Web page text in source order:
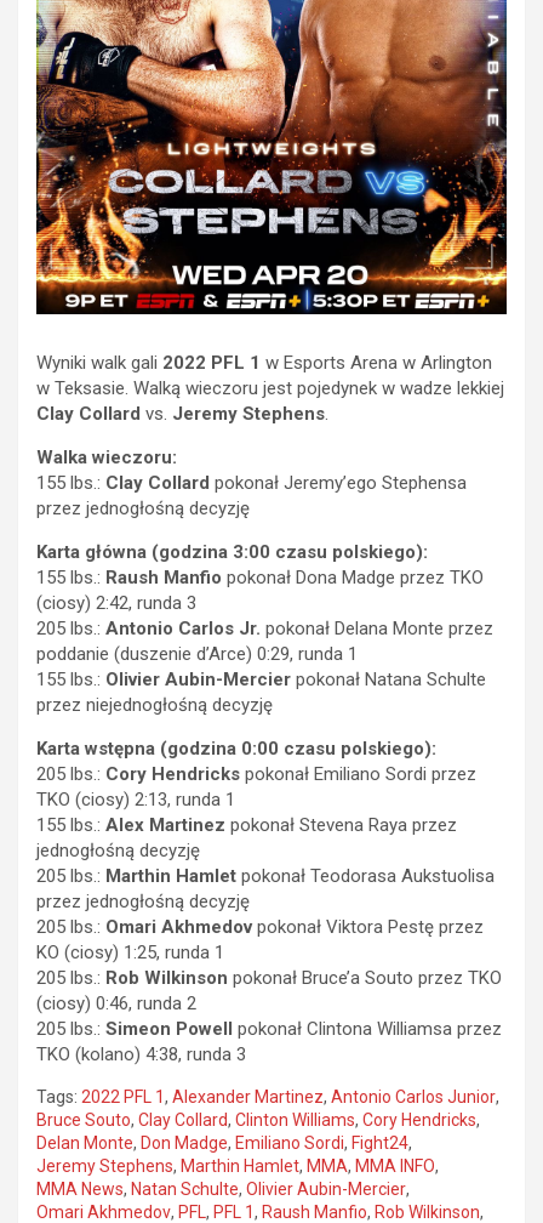
Wyniki walk gali 2022 PFL 1 w Esports Arena w Arlington
w Teksasie. Walką wieczoru jest pojedynek w wadze lekkiej
Clay Collard vs. Jeremy Stephens.
Walka wieczoru:
155 lbs.: Clay Collard pokonał Jeremy’ego Stephensa
przez jednogłośną decyzję
Karta główna (godzina 3:00 czasu polskiego):
155 lbs.: Raush Manfio pokonał Dona Madge przez TKO
(ciosy) 2:42, runda 3
205 lbs.: Antonio Carlos Jr. pokonał Delana Monte przez
poddanie (duszenie d’Arce) 0:29, runda 1
155 lbs.: Olivier Aubin-Mercier pokonał Natana Schulte
przez niejednogłośną decyzję
Karta wstępna (godzina 0:00 czasu polskiego):
205 lbs.: Cory Hendricks pokonał Emiliano Sordi przez
TKO (ciosy) 2:13, runda 1
155 lbs.: Alex Martinez pokonał Stevena Raya przez
jednogłośną decyzję
205 lbs.: Marthin Hamlet pokonał Teodorasa Aukstuolisa
przez jednogłośną decyzję
205 lbs.: Omari Akhmedovpokonał Viktora Pestę przez
KO (ciosy) 1:25, runda 1
205 lbs.: Rob Wilkinson pokonał Bruce’a Souto przez TKO
(ciosy) 0:46, runda 2
205 lbs.: Simeon Powell pokonał Clintona Williamsa przez
TKO (kolano) 4:38, runda 3
Tags: 2022 PFL 1, Alexander Martinez, Antonio Carlos Junior,
Bruce Souto, Clay Collard, Clinton Williams, Cory Hendricks,
Delan Monte, Don Madge, Emiliano Sordi, Fight24,
Jeremy Stephens, Marthin Hamlet, MMA, MMA INFO,
MMA News, Natan Schulte, Olivier Aubin-Mercier,
Omari Akhmedov, PFL , PFL 1, Raush Manfio, Rob Wilkinson,